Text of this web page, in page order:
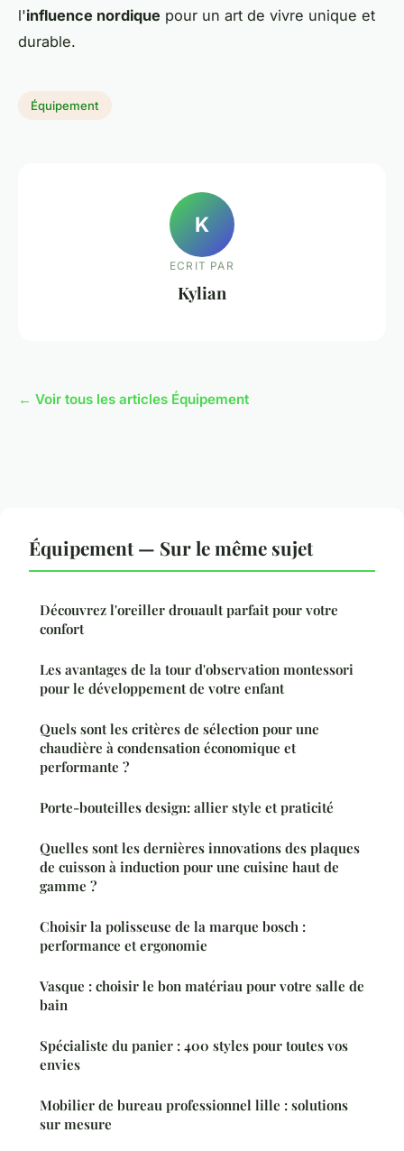
l'influence nordique pour un art de vivre unique et
durable.
Équipement
K
ECRIT PAR
Kylian
← Voir tous les articles Équipement
Équipement — Sur le même sujet
Découvrez l'oreiller drouault parfait pour votre
confort
Les avantages de la tour d'observation montessori
pour le développement de votre enfant
Quels sont les critères de sélection pour une
chaudière à condensation économique et
performante ?
Porte-bouteilles design: allier style et praticité
Quelles sont les dernières innovations des plaques
de cuisson à induction pour une cuisine haut de
gamme ?
Choisir la polisseuse de la marque bosch :
performance et ergonomie
Vasque : choisir le bon matériau pour votre salle de
bain
Spécialiste du panier : 400 styles pour toutes vos
envies
Mobilier de bureau professionnel lille : solutions
sur mesure